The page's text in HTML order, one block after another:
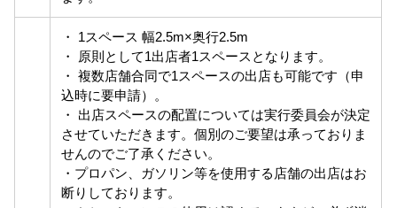
・ 1スペース 幅2.5m×奥行2.5m
・ 原則として1出店者1スペースとなります。
・ 複数店舗合同で1スペースの出店も可能です（申
込時に要申請）。
・ 出店スペースの配置については実行委員会が決定
させていただきます。個別のご要望は承っておりま
せんのでご了承ください。
・プロパン、ガソリン等を使用する店舗の出店はお
断りしております。